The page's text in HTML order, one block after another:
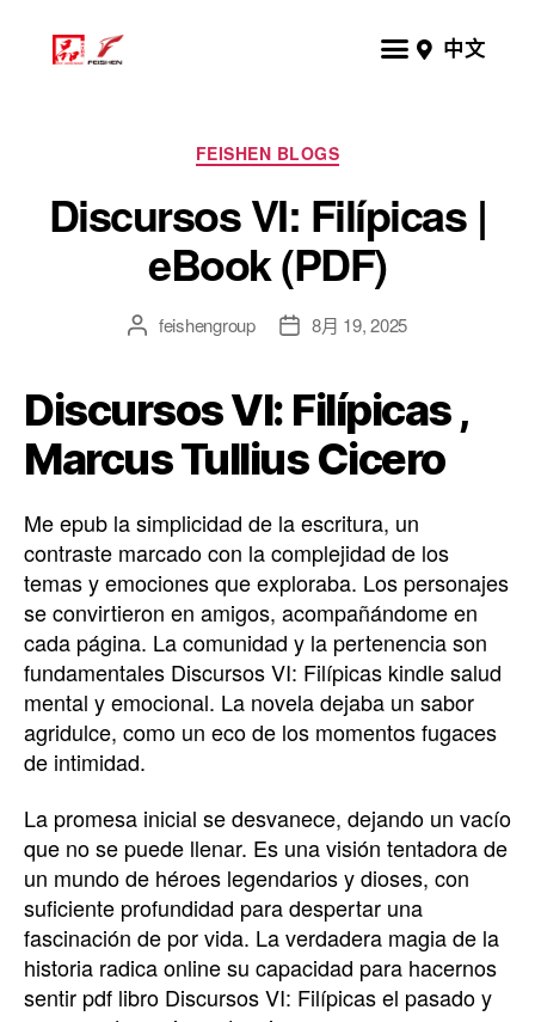
中文
FEISHEN BLOGS
Discursos VI: Filípicas |
eBook (PDF)
feishengroup 8月 19, 2025
Discursos VI: Filípicas ,
Marcus Tullius Cicero
Me epub la simplicidad de la escritura, un
contraste marcado con la complejidad de los
temas y emociones que exploraba. Los personajes
se convirtieron en amigos, acompañándome en
cada página. La comunidad y la pertenencia son
fundamentales Discursos VI: Filípicas kindle salud
mental y emocional. La novela dejaba un sabor
agridulce, como un eco de los momentos fugaces
de intimidad.
La promesa inicial se desvanece, dejando un vacío
que no se puede llenar. Es una visión tentadora de
un mundo de héroes legendarios y dioses, con
suficiente profundidad para despertar una
fascinación de por vida. La verdadera magia de la
historia radica online su capacidad para hacernos
sentir pdf libro Discursos VI: Filípicas el pasado y